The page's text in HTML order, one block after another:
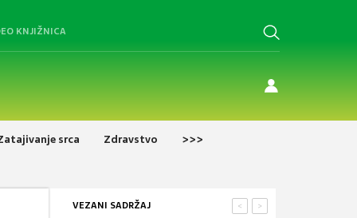
KNJIŽNICA
srca Zdravstvo >>>
VEZANI SADRŽAJ >
<